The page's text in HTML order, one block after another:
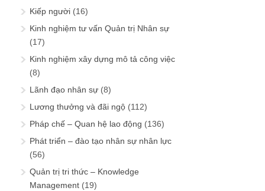
Kiếp người (16)
Kinh nghiệm tư vấn Quản trị Nhân sự
(17)
Kinh nghiệm xây dựng mô tả công việc
(8)
Lãnh đạo nhân sự (8)
Lương thưởng và đãi ngộ (112)
Pháp chế – Quan hệ lao động (136)
Phát triển – đào tạo nhân sự nhân lực
(56)
Quản trị tri thức – Knowledge
Management (19)